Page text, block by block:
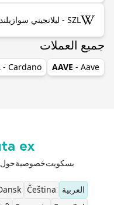
SZL - ليلانجيني سوازيلندي على ويكيبيديا
جميع العملات
AAVE - Aave
- Cardano
بسكويتخصوصيةحول
العربية
Čeština